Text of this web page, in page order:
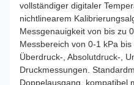
vollständiger digitaler
nichtlinearem
Messgenauigkeit von bis zu
Messbereich von 0-1 kPa
Überdruck-, Absolutdruck-,
Druckmessungen.
Doppelausgang, kompatibel